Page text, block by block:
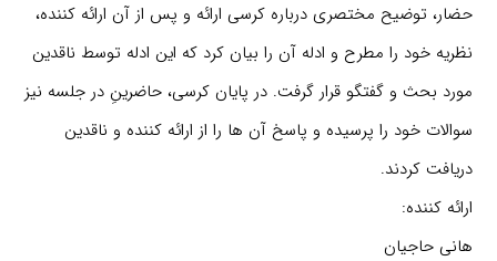
حضار، توضیح مختصری درباره کرسی ارائه و پس از آن ارائه کننده،
نظریه خود را مطرح و ادله آن را بیان کرد که این ادله توسط ناقدین
مورد بحث و گفتگو قرار گرفت. در پایان کرسی، حاضرینِ در جلسه نیز
سوالات خود را پرسیده و پاسخ آن ها را از ارائه کننده و ناقدین
دریافت کردند.
ارائه کننده:
هانی حاجیان